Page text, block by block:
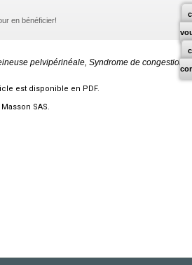
en bénéficier!
pelvipérinéale, Syndrome de congestion,
est disponible en PDF.
SAS.